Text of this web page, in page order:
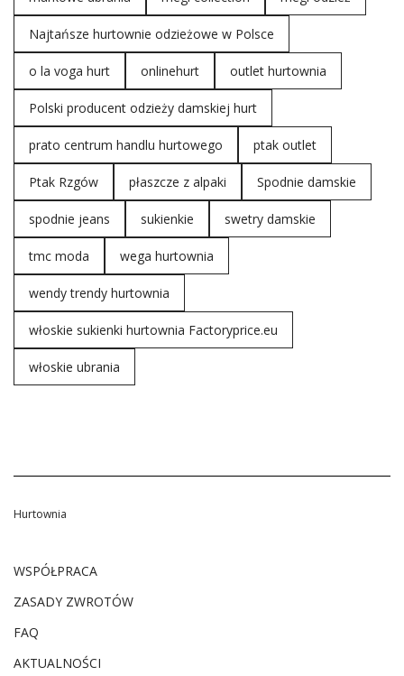
Najtańsze hurtownie odzieżowe w Polsce
o la voga hurt onlinehurt outlet hurtownia
Polski producent odzieży damskiej hurt
prato centrum handlu hurtowego ptak outlet
Ptak Rzgów płaszcze z alpaki Spodnie damskie
spodnie jeans sukienkie swetry damskie
tmc moda wega hurtownia
wendy trendy hurtownia
włoskie sukienki hurtownia Factoryprice.eu
włoskie ubrania
Hurtownia
WSPÓŁPRACA
ZASADY ZWROTÓW
FAQ
AKTUALNOŚCI